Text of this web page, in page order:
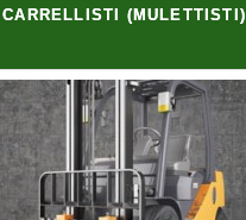
(MULETTISTI)